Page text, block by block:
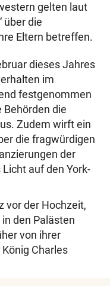
gelten laut
über die
Eltern betreffen.
dieses Jahres
im
festgenommen
die
Zudem wirft ein
die fragwürdigen
der
auf den York-
vor der Hochzeit,
den Palästen
von ihrer
Charles